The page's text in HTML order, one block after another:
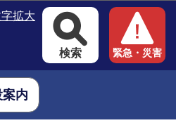
拡大
検索 緊急・災害
内